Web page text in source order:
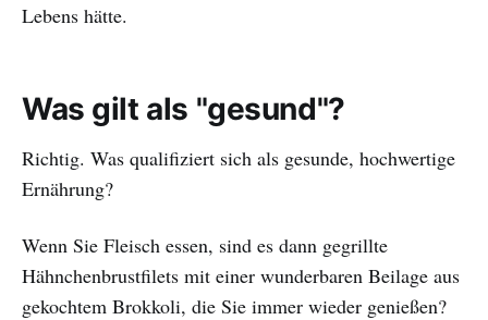
Lebens hätte.
Was gilt als "gesund"?
Richtig. Was qualifiziert sich als gesunde, hochwertige
Ernährung?
Wenn Sie Fleisch essen, sind es dann gegrillte
Hähnchenbrustfilets mit einer wunderbaren Beilage aus
gekochtem Brokkoli, die Sie immer wieder genießen?